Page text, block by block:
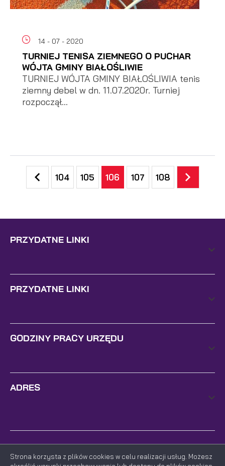
14 - 07 - 2020
TURNIEJ TENISA ZIEMNEGO O PUCHAR
WÓJTA GMINY BIAŁOŚLIWIE
TURNIEJ WÓJTA GMINY BIAŁOŚLIWIA tenis
ziemny debel w dn. 11.07.2020r. Turniej
rozpoczął...
104 105 106 107 108
PRZYDATNE LINKI
PRZYDATNE LINKI
GODZINY PRACY URZĘDU
ADRES
Strona korzysta z plików cookies w celu realizacji usług. Możesz